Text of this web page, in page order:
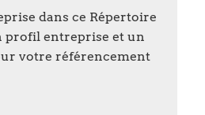
dans ce Répertoire
profil entreprise et un
votre référencement